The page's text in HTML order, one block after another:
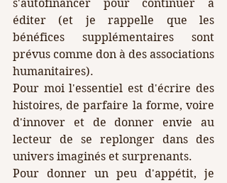
s'autofinancer pour continuer à
éditer (et je rappelle que les
bénéfices supplémentaires sont
prévus comme don à des associations
humanitaires).
Pour moi l'essentiel est d'écrire des
histoires, de parfaire la forme, voire
d'innover et de donner envie au
lecteur de se replonger dans des
univers imaginés et surprenants.
Pour donner un peu d'appétit, je